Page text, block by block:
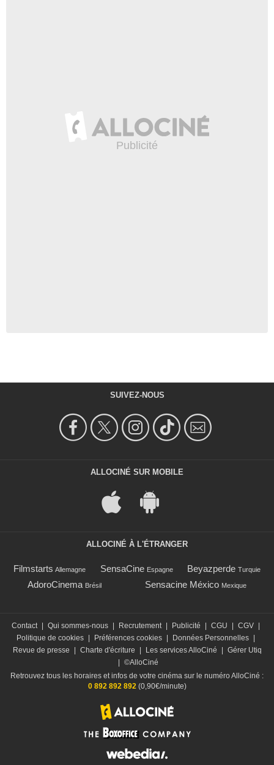
SUIVEZ-NOUS
ALLOCINÉ SUR MOBILE
ALLOCINÉ À L'ÉTRANGER
Filmstarts Allemagne SensaCine Espagne Beyazperde Turquie
AdoroCinema Brésil Sensacine México Mexique
Contact Qui sommes-nous Recrutement Publicité CGU CGV
Politique de cookies
Préférences cookies Données Personnelles
Revue de presse
Charte d'écriture Les services AlloCiné
Gérer Utiq
©AlloCiné
Retrouvez tous les horaires et infos de votre cinéma sur le numéro AlloCiné :
0 892 892 892(0,90€/minute)